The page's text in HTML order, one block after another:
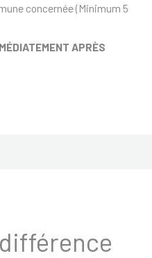
concernée (Minimum 5
APRÈS